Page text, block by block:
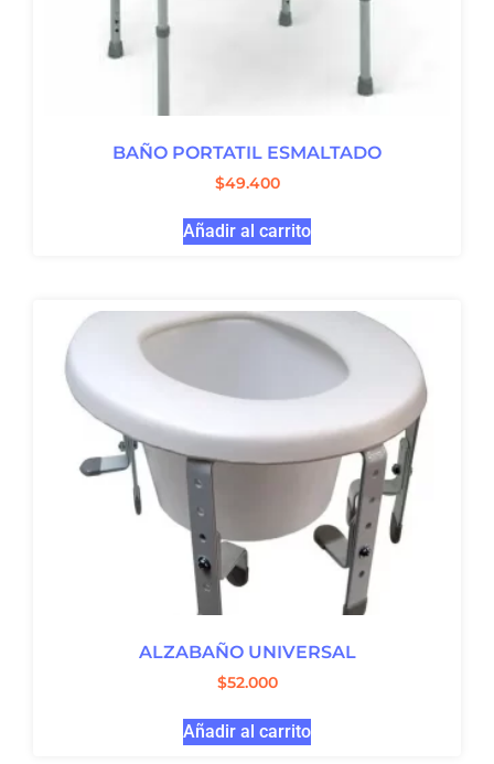
BAÑO PORTATIL ESMALTADO
$49.400
Añadir al carrito
ALZABAÑO UNIVERSAL
$52.000
Añadir al carrito